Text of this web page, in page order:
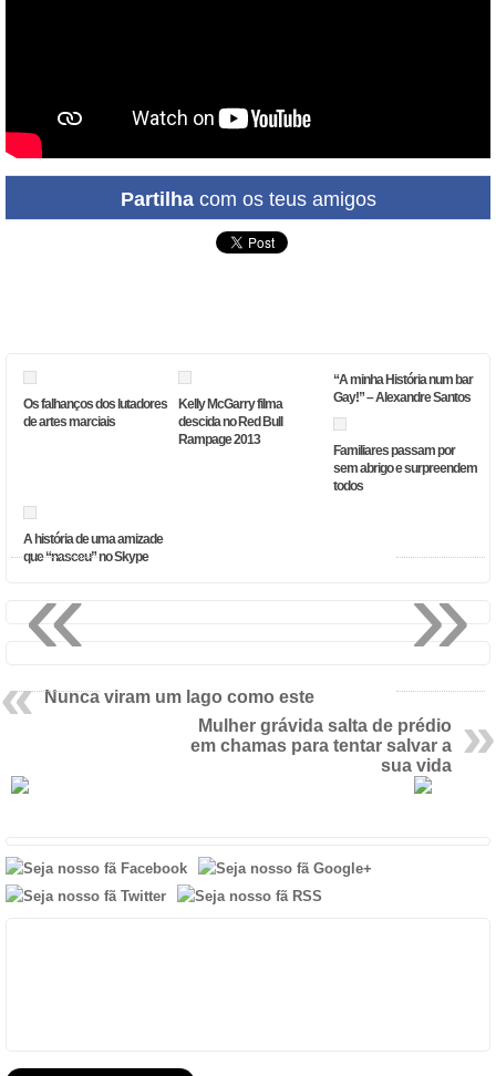
Partilhacom os teus amigos
Os falhanços dos lutadores
de artes marciais
Kelly McGarry filma
descida no Red Bull
Rampage 2013
“A minha História num bar
Gay!” – Alexandre Santos
Familiares passam por
sem abrigo e surpreendem
todos
A história de uma amizade
que “nasceu” no Skype
Nunca viram um lago como este
Mulher grávida salta de prédio
em chamas para tentar salvar a
sua vida
»
«